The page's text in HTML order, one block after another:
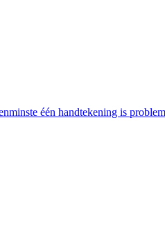
één handtekening is